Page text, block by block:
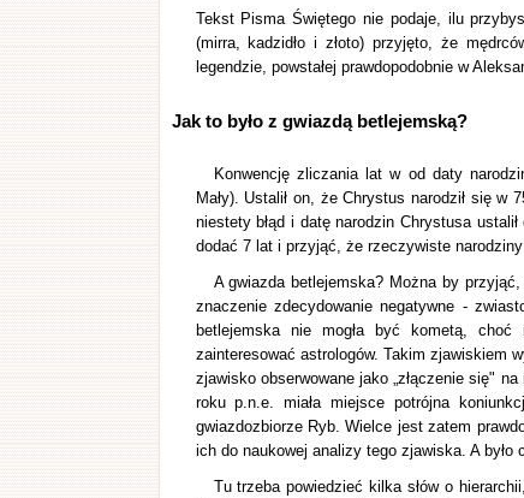
Tekst Pisma Świętego nie podaje, ilu
(mirra, kadzidło i złoto) przyjęto, że
legendzie, powstałej prawdopodobnie w
Jak to było z gwiazdą betlejemską?
Konwencję zliczania lat w od daty
Mały). Ustalił on, że Chrystus narodził się
niestety błąd i datę narodzin Chrystusa
dodać 7 lat i przyjąć, że rzeczywiste
A gwiazda betlejemska? Można by
znaczenie zdecydowanie negatywne -
betlejemska nie mogła być kometą,
zainteresować astrologów. Takim zjawiskiem
zjawisko obserwowane jako „złączenie się"
roku p.n.e. miała miejsce potrójna
gwiazdozbiorze Ryb. Wielce jest zatem
ich do naukowej analizy tego zjawiska. A było
Tu trzeba powiedzieć kilka słów o